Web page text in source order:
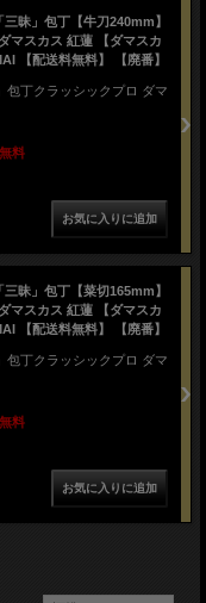
昧」包丁【牛刀240mm】
マスカス 紅蓮 【ダマスカ
【配送料無料】 【廃番】
包丁クラッシックプロ ダマ
料
昧」包丁【菜切165mm】
マスカス 紅蓮 【ダマスカ
【配送料無料】 【廃番】
包丁クラッシックプロ ダマ
料